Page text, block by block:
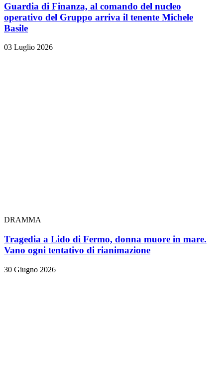
Guardia di Finanza, al comando del nucleo
operativo del Gruppo arriva il tenente Michele
Basile
03 Luglio 2026
DRAMMA
Tragedia a Lido di Fermo, donna muore in mare.
Vano ogni tentativo di rianimazione
30 Giugno 2026